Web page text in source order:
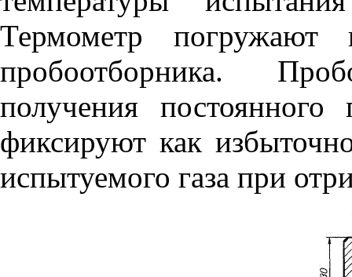
Термометр
пробоотборника.
получения постоянного
фиксируют как
испытуемого газа при